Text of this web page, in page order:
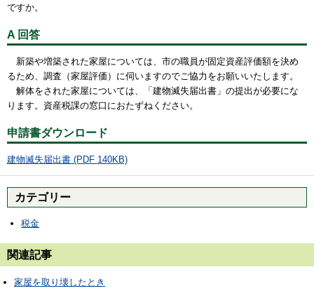
ですか。
A 回答
新築や増築された家屋については、市の職員が固定資産評価額を決め
るため、調査（家屋評価）に伺いますのでご協力をお願いいたします。
解体をされた家屋については、「建物滅失届出書」の提出が必要にな
ります。資産税課の窓口におたずねください。
申請書ダウンロード
建物滅失届出書 (PDF 140KB)
カテゴリー
税金
関連記事
家屋を取り壊したとき